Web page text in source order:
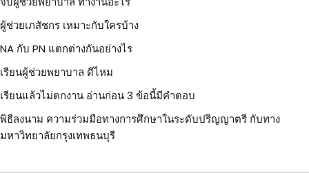
ผู้ช่วยเภสัชกร เหมาะกับใครบ้าง
NA กับ PN แตกต่างกันอย่างไร
เรียนผู้ช่วยพยาบาล ดีไหม
เรียนแล้วไม่ตกงาน อ่านก่อน 3 ข้อนี้มีคำตอบ
พิธีลงนาม ความร่วมมือทางการศึกษาในระดับปริญญาตรี กับทาง
มหาวิทยาลัยกรุงเทพธนบุรี